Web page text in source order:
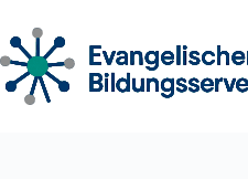
Inhalt
springen